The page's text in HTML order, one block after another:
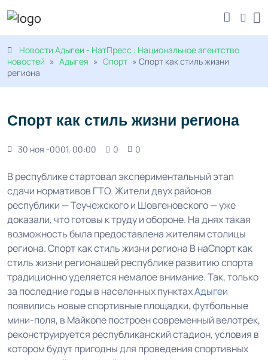
Новости Адыгеи - НатПресс : Национальное агентство
новостей » Адыгея » Спорт » Спорт как стиль жизни
региона
Спорт как стиль жизни региона
30 ноя -0001, 00:00 0 0
В республике стартовал экспериментальный этап
сдачи нормативов ГТО. Жители двух районов
республики — Теучежского и Шовгеновского — уже
доказали, что готовы к труду и обороне. На днях такая
возможность была предоставлена жителям столицы
региона. Спорт как стиль жизни региона В наСпорт как
стиль жизни регионашей республике развитию спорта
традиционно уделяется немалое внимание. Так, только
за последние годы в населенных пунктахАдыгеи
появились новые спортивные площадки, футбольные
мини-поля, в Майкопе построен современный велотрек,
реконструируется республиканский стадион, условия в
котором будут пригодны для проведения спортивных